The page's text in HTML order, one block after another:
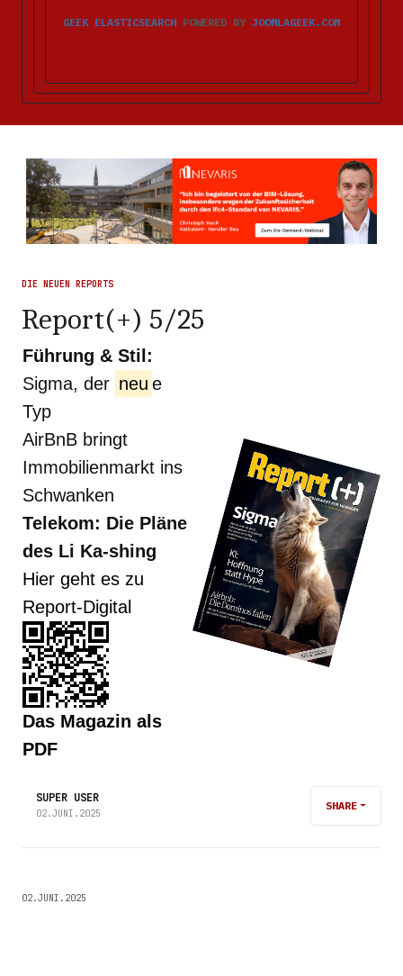
GEEK ELASTICSEARCH POWERED BY JOOMLAGEEK.COM
DIE NEUEN REPORTS
Report(+) 5/25
Führung & Stil:
Sigma, der neu e
Typ
AirBnB bringt
Immobilienmarkt ins
Schwanken
Telekom: Die Pläne
des Li Ka-shing
Hier geht es zu
Report-Digital
Das Magazin als
PDF
SUPER USER
02.JUNI.2025
SHARE
02.JUNI.2025